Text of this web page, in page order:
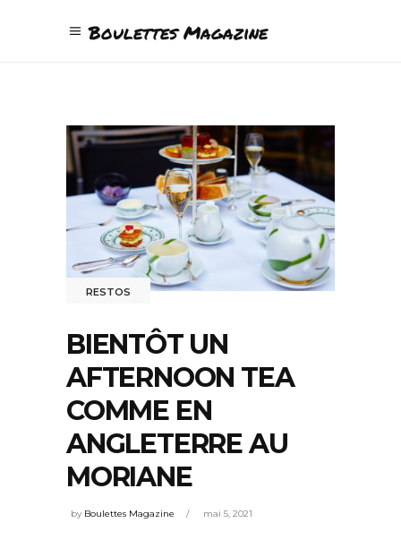
Boulettes Magazine
RESTOS
BIENTÔT UN
AFTERNOON TEA
COMME EN
ANGLETERRE AU
MORIANE
by Boulettes Magazine mai 5, 2021